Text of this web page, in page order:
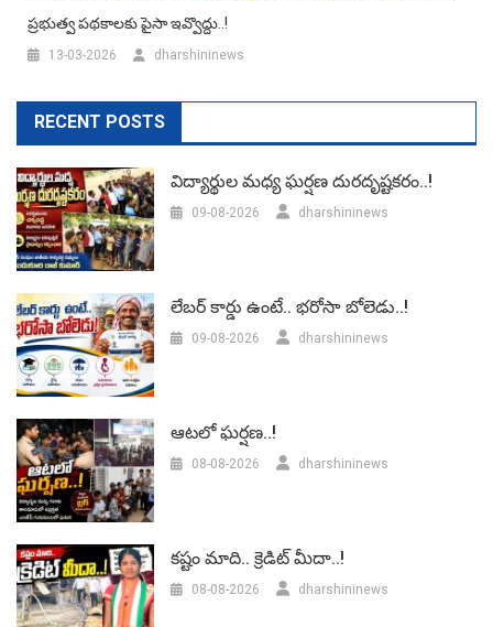
ప్రభుత్వ పథకాలకు పైసా ఇవ్వొద్దు..!
13-03-2026 dharshininews
RECENT POSTS
విద్యార్థుల మధ్య ఘర్షణ దురదృష్టకరం..!
09-08-2026 dharshininews
లేబర్‌ కార్డు ఉంటే.. భరోసా బోలెడు..!
09-08-2026 dharshininews
ఆటలో ఘర్షణ..!
08-08-2026 dharshininews
కష్టం మాది.. క్రెడిట్ మీదా..!
08-08-2026 dharshininews